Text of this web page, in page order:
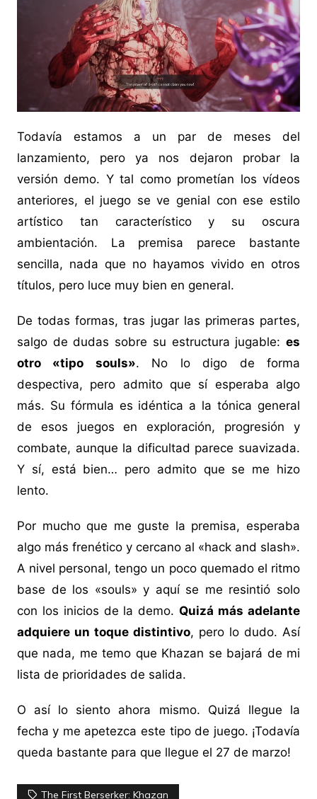
Todavía estamos a un par de meses del
lanzamiento, pero ya nos dejaron probar la
versión demo. Y tal como prometían los vídeos
anteriores, el juego se ve genial con ese estilo
artístico tan característico y su oscura
ambientación. La premisa parece bastante
sencilla, nada que no hayamos vivido en otros
títulos, pero luce muy bien en general.
De todas formas, tras jugar las primeras partes,
salgo de dudas sobre su estructura jugable:es
otro «tipo souls». No lo digo de forma
despectiva, pero admito que sí esperaba algo
más. Su fórmula es idéntica a la tónica general
de esos juegos en exploración, progresión y
combate, aunque la dificultad parece suavizada.
Y sí, está bien… pero admito que se me hizo
lento.
Por mucho que me guste la premisa, esperaba
algo más frenético y cercano al «hack and slash».
A nivel personal, tengo un poco quemado el ritmo
base de los «souls» y aquí se me resintió solo
con los inicios de la demo.Quizá más adelante
adquiere un toque distintivo, pero lo dudo. Así
que nada, me temo que Khazan se bajará de mi
lista de prioridades de salida.
O así lo siento ahora mismo. Quizá llegue la
fecha y me apetezca este tipo de juego. ¡Todavía
queda bastante para que llegue el 27 de marzo!
The First Berserker: Khazan